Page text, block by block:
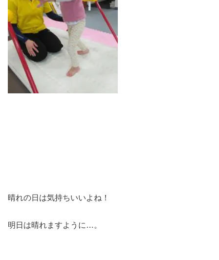
晴れの日は気持ちいいよね！
明日は晴れますように…。